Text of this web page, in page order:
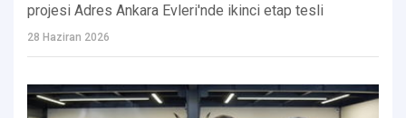
projesi Adres Ankara Evleri'nde ikinci etap tesli
28 Haziran 2026